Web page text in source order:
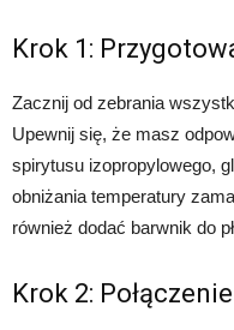
Krok 1:
Zacznij od zebrania
Upewnij się, że masz
spirytusu izopropylowego,
obniżania temperatury
również dodać barwnik do
Krok 2: